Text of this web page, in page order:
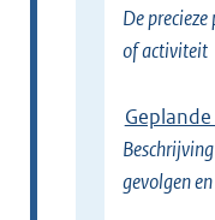
De
of activiteit
gevolgen